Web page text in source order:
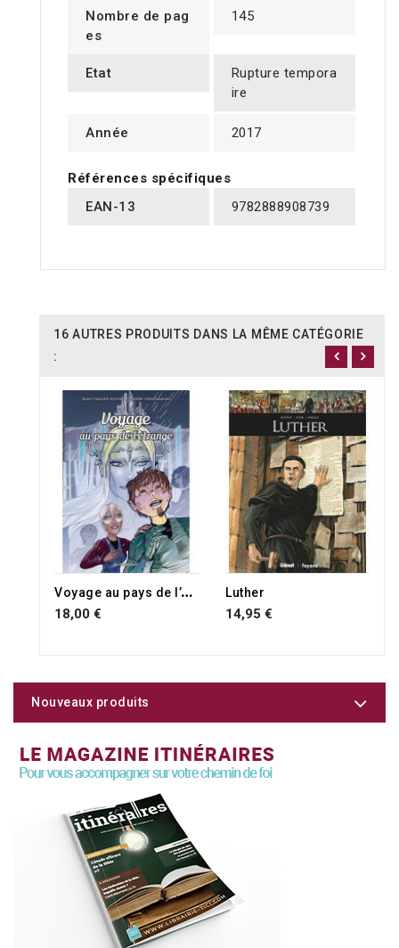
Nombre de pag
es
145
Etat
Rupture tempora
ire
Année 2017
Références spécifiques
EAN-13
9782888908739
16 AUTRES PRODUITS DANS LA MÊME CATÉGORIE
:
V
oyage au pays de l’étrange
18,00 €
Luther
14,95 €
Nouveaux produits